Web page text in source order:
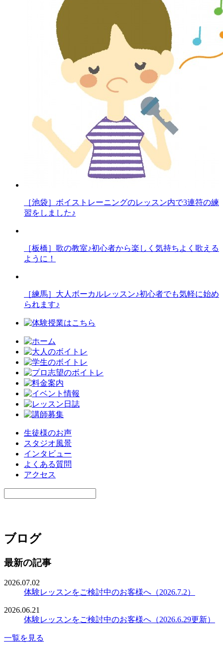
［池袋］ボイストレーニングのレッスン内で3連符の練
習をしました♪
［板橋］歌の教室♪初心者から楽しく気持ちよく歌える
ように！
［練馬］大人ボーカルレッスン♪初心者でも気軽に始め
られます♪
生徒様のお声
スタジオ風景
インタビュー
よくある質問
アクセス
ブログ
最新の記事
2026.07.02
体験レッスンをご検討中のお客様へ（2026.7.2）
2026.06.21
体験レッスンをご検討中のお客様へ（2026.6.29更新）
一覧を見る